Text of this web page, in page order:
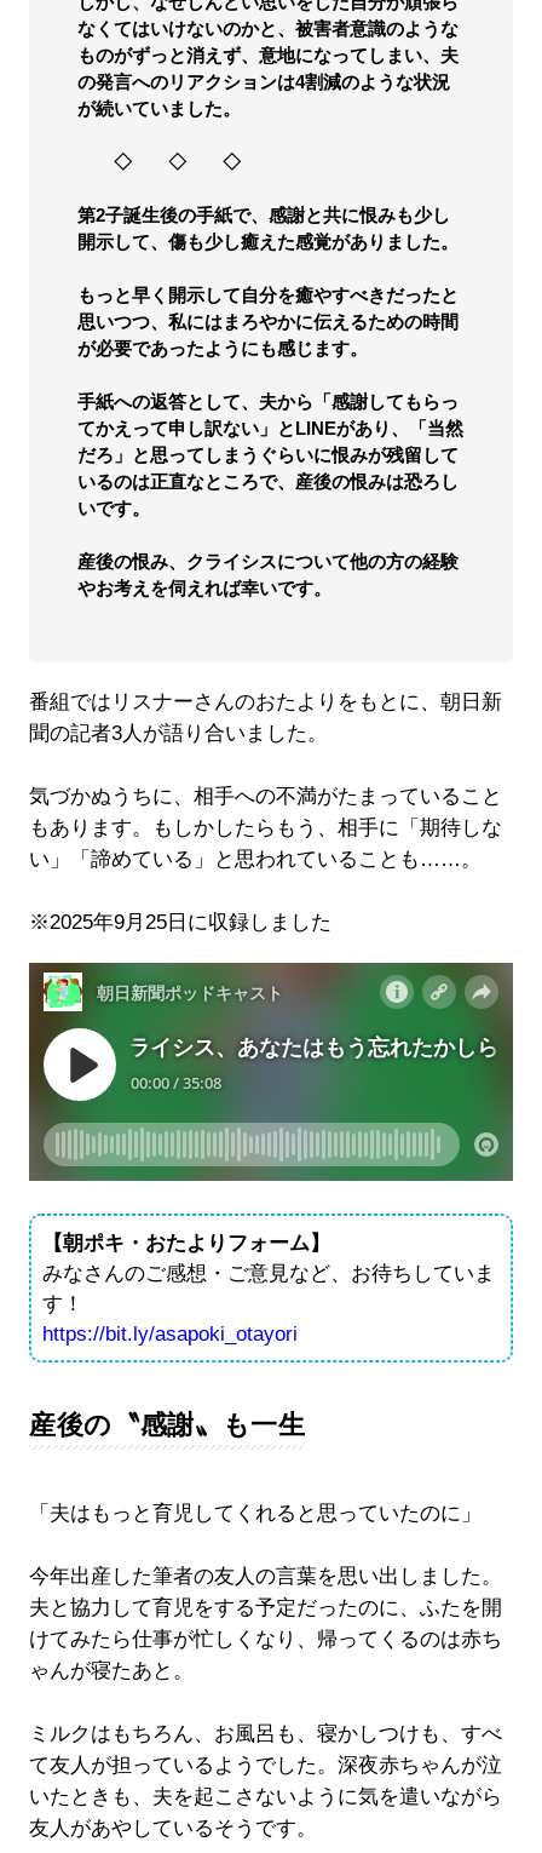
なくてはいけないのかと、被害者意識のような
ものがずっと消えず、意地になってしまい、夫
の発言へのリアクションは4割減のような状況
が続いていました。
◇ ◇ ◇
第2子誕生後の手紙で、感謝と共に恨みも少し
開示して、傷も少し癒えた感覚がありました。
もっと早く開示して自分を癒やすべきだったと
思いつつ、私にはまろやかに伝えるための時間
が必要であったようにも感じます。
手紙への返答として、夫から「感謝してもらっ
てかえって申し訳ない」とLINEがあり、「当然
だろ」と思ってしまうぐらいに恨みが残留して
いるのは正直なところで、産後の恨みは恐ろし
いです。
産後の恨み、クライシスについて他の方の経験
やお考えを伺えれば幸いです。
番組ではリスナーさんのおたよりをもとに、朝日新
聞の記者3人が語り合いました。
気づかぬうちに、相手への不満がたまっていること
もあります。もしかしたらもう、相手に「期待しな
い」「諦めている」と思われていることも……。
※2025年9月25日に収録しました
【朝ポキ・おたよりフォーム】
みなさんのご感想・ご意見など、お待ちしていま
す！
https://bit.ly/asapoki_otayori
産後の〝感謝〟も一生
「夫はもっと育児してくれると思っていたのに」
今年出産した筆者の友人の言葉を思い出しました。
夫と協力して育児をする予定だったのに、ふたを開
けてみたら仕事が忙しくなり、帰ってくるのは赤ち
ゃんが寝たあと。
ミルクはもちろん、お風呂も、寝かしつけも、すべ
て友人が担っているようでした。深夜赤ちゃんが泣
いたときも、夫を起こさないように気を遣いながら
友人があやしているそうです。